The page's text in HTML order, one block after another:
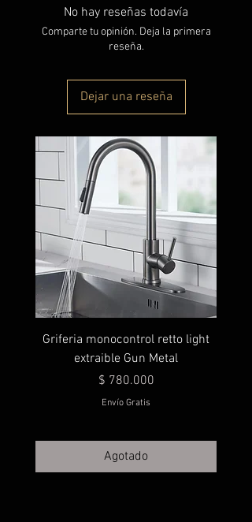
No hay reseñas todavía
Comparte tu opinión. Deja la primera
reseña.
Dejar una reseña
Griferia monocontrol retto light
extraible Gun Metal
Precio
$ 780.000
Envío Gratis
Agotado